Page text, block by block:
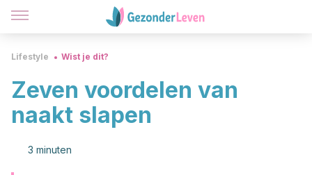
Lifestyle Wist je dit?
Zeven voordelen van
naakt slapen
3 minuten